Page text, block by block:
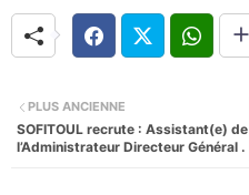
PLUS ANCIENNE
SOFITOUL recrute : Assistant(e) de
l’Administrateur Directeur Général .